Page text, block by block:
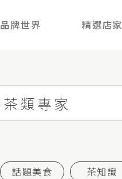
品牌世界 精選店家
話題美食 茶知識